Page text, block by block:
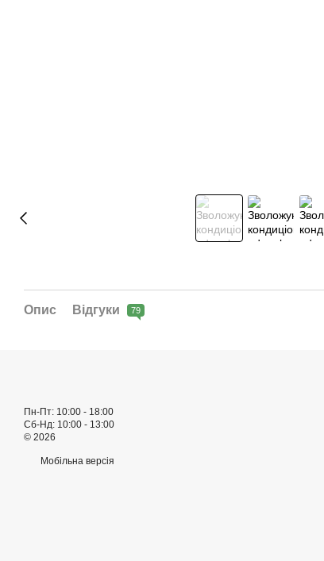
Опис Відгуки 79
Пн-Пт: 10:00 - 18:00
Сб-Нд: 10:00 - 13:00
© 2026
Мобільна версія